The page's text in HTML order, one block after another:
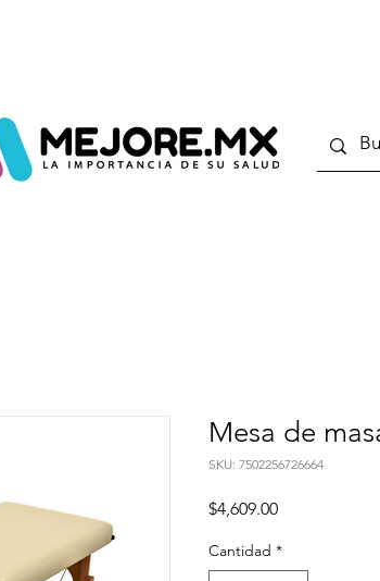
Mesa de
SKU: 7502256726664
$4,609.00Precio
Cantidad *